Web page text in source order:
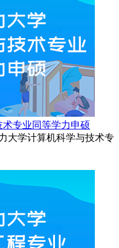
专业同等学力申硕
大学计算机科学与技术专